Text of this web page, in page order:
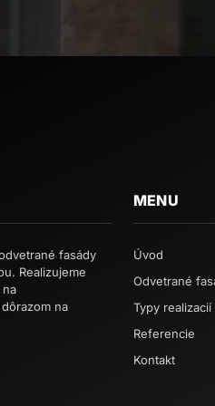
fasády
Realizujeme
na
MENU
Úvod
Odvetrané
Typy realizacií
Referencie
Kontakt